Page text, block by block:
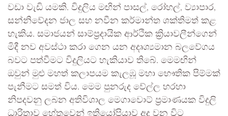
වඩා වැඩි යමකි. විදුලිය මඟින් පාසල්, රෝහල්, ව්‍යාපාර,
සන්නිවේදන ජාල සහ නවීන කර්මාන්ත ශක්තිමත් කළ
හැකිය. සමාජයන් සාම්ප්‍රදායික ආර්ථික ක්‍රියාවලීන්ගෙන්
මිදී නව අවස්ථා කරා ගෙන යන අදෘශ්‍යමාන බලවේගය
බවට පත්වීමට විදුලියට හැකියාව තිබේ. මෙමඟින්
ඔවුන් මුළු මහත් කලාපයම කැලඹූ මහා භෞතික පිම්මක්
පැනීමට සමත් විය. මෙම පුනරුද වේල්ල හරහා
නිපදවනු ලබන අතිවිශාල මෙගාවොට් ප්‍රමාණයක විදුලි
ධාරිතාව හේතුවෙන් ඉතියෝපියාව අද වන විට